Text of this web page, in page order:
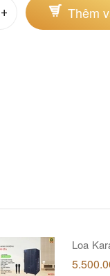
+ Thêm
Loa
MTA,